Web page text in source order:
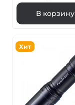
В корзину
Хит